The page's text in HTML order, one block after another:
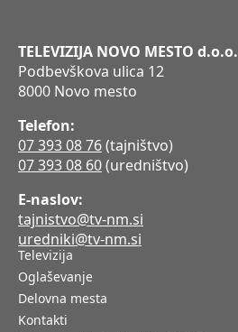
TELEVIZIJA NOVO MESTO d.o.o.
Podbevškova ulica 12
8000 Novo mesto
Telefon:
07 393 08 76(tajništvo)
07 393 08 60(uredništvo)
E-naslov:
tajnistvo@tv-nm.si
uredniki@tv-nm.si
Televizija
Oglaševanje
Delovna mesta
Kontakti